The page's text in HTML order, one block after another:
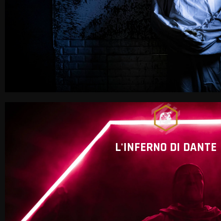
L'INFERNO DI DANTE